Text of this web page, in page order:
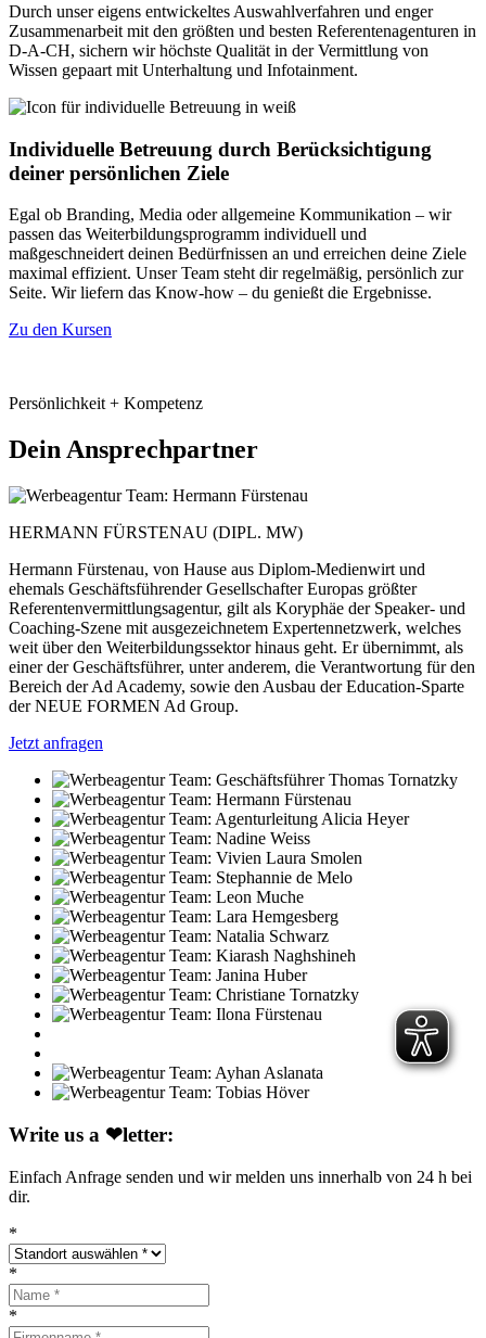
Durch unser eigens entwickeltes Auswahlverfahren und enger
Zusammenarbeit mit den größten und besten Referentenagenturen in
D-A-CH, sichern wir höchste Qualität in der Vermittlung von
Wissen gepaart mit Unterhaltung und Infotainment.
Individuelle Betreuung durch Berücksichtigung
deiner persönlichen Ziele
Egal ob Branding, Media oder allgemeine Kommunikation – wir
passen das Weiterbildungsprogramm individuell und
maßgeschneidert deinen Bedürfnissen an und erreichen deine Ziele
maximal effizient. Unser Team steht dir regelmäßig, persönlich zur
Seite. Wir liefern das Know-how – du genießt die Ergebnisse.
Zu den Kursen
Persönlichkeit + Kompetenz
Dein Ansprechpartner
HERMANN FÜRSTENAU (DIPL. MW)
Hermann Fürstenau, von Hause aus Diplom-Medienwirt und
ehemals Geschäftsführender Gesellschafter Europas größter
Referentenvermittlungsagentur, gilt als Koryphäe der Speaker- und
Coaching-Szene mit ausgezeichnetem Expertennetzwerk, welches
weit über den Weiterbildungssektor hinaus geht. Er übernimmt, als
einer der Geschäftsführer, unter anderem, die Verantwortung für den
Bereich der Ad Academy, sowie den Ausbau der Education-Sparte
der NEUE FORMEN Ad Group.
Jetzt anfragen
Write us a ❤letter:
Einfach Anfrage senden und wir melden uns innerhalb von 24 h bei
dir.
*
*
*